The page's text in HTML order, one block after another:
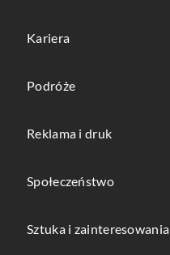
Kariera
Podróże
Reklama i druk
Społeczeństwo
Sztuka i zainteresowania